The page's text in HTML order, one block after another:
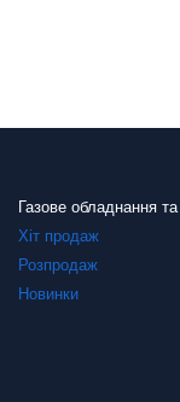
Газове обладнання
Хіт продаж
Розпродаж
Новинки